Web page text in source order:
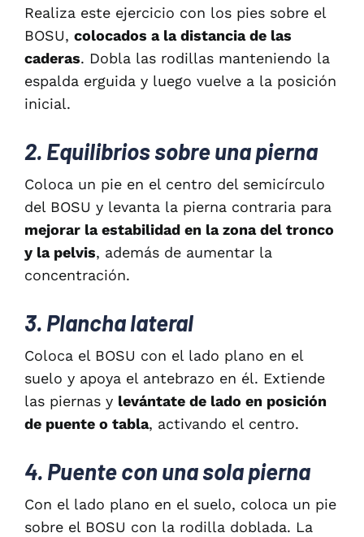
Realiza este ejercicio con los pies sobre el
BOSU, colocados a la distancia de las
caderas. Dobla las rodillas manteniendo la
espalda erguida y luego vuelve a la posición
inicial.
2. Equilibrios sobre una pierna
Coloca un pie en el centro del semicírculo
del BOSU y levanta la pierna contraria para
mejorar la estabilidad en la zona del tronco
y la pelvis, además de aumentar la
concentración.
3. Plancha lateral
Coloca el BOSU con el lado plano en el
suelo y apoya el antebrazo en él. Extiende
las piernas y levántate de lado en posición
de puente o tabla, activando el centro.
4. Puente con una sola pierna
Con el lado plano en el suelo, coloca un pie
sobre el BOSU con la rodilla doblada. La